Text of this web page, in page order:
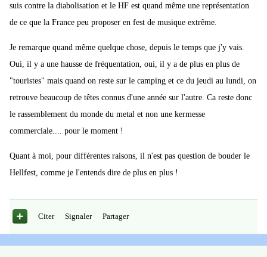
suis contre la diabolisation et le HF est quand même une représentation
de ce que la France peu proposer en fest de musique extrême.
Je remarque quand même quelque chose, depuis le temps que j'y vais.
Oui, il y a une hausse de fréquentation, oui, il y a de plus en plus de
"touristes" mais quand on reste sur le camping et ce du jeudi au lundi, on
retrouve beaucoup de têtes connus d'une année sur l'autre. Ca reste donc
le rassemblement du monde du metal et non une kermesse
commerciale.... pour le moment !
Quant à moi, pour différentes raisons, il n'est pas question de bouder le
Hellfest, comme je l'entends dire de plus en plus !
Citer Signaler Partager